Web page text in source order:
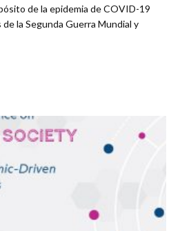
de la epidemia de COVID-19
de la Segunda Guerra Mundial y